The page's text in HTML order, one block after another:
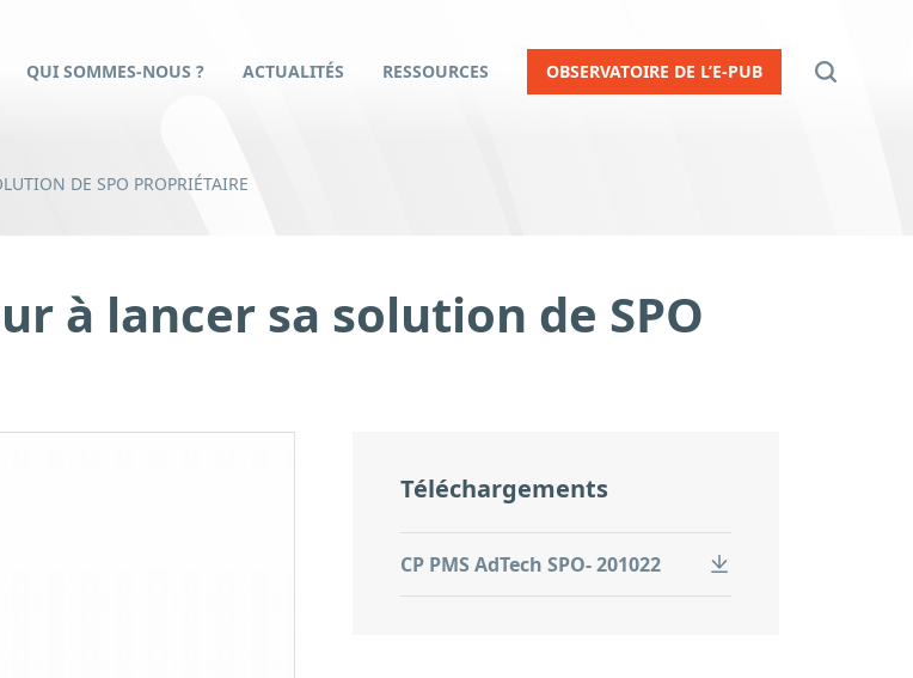
QUI SOMMES-NOUS ? ACTUALITÉS RESSOURCES OBSERVATOIRE DE L’E-PUB
DE SPO PROPRIÉTAIRE
à lancer sa solution de SPO
Téléchargements
CP PMS AdTech SPO- 201022